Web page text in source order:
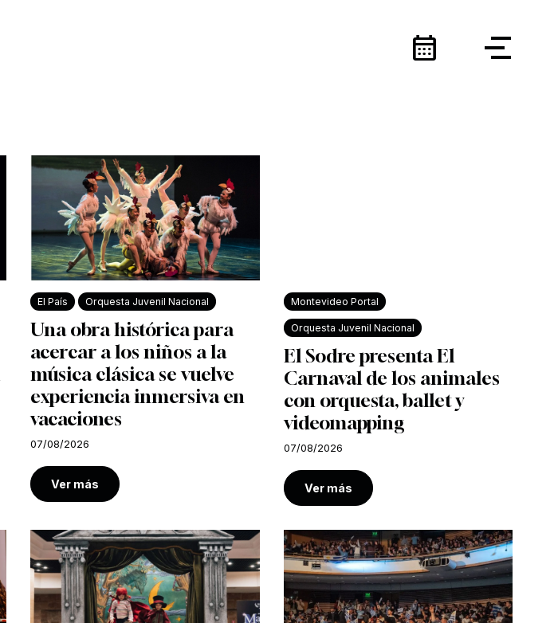
calendar_month
El País Orquesta Juvenil Nacional
Una obra histórica para
acercar a los niños a la
música clásica se vuelve
experiencia inmersiva en
vacaciones
07/08/2026
Ver más
Montevideo Portal
Orquesta Juvenil Nacional
El Sodre presenta El
Carnaval de los animales
con orquesta, ballet y
videomapping
07/08/2026
Ver más